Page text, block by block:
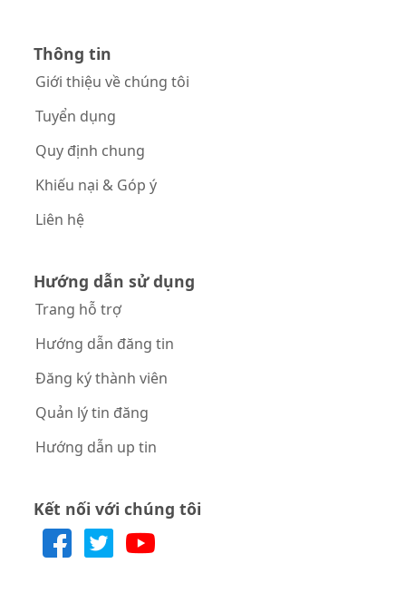
Thông tin
Giới thiệu về chúng tôi
Tuyển dụng
Quy định chung
Khiếu nại & Góp ý
Liên hệ
Hướng dẫn sử dụng
Trang hỗ trợ
Hướng dẫn đăng tin
Đăng ký thành viên
Quản lý tin đăng
Hướng dẫn up tin
Kết nối với chúng tôi